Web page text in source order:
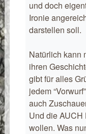
und doch
Ironie
darstellen soll.
Natürlich kann
ihren
gibt für alles
jedem
auch
Und die AUCH
wollen. Was